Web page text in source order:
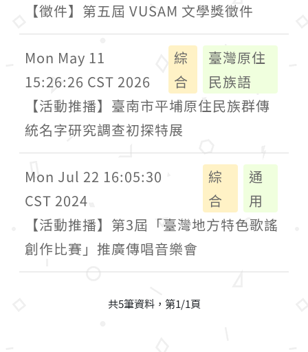
【徵件】第五屆 VUSAM 文學獎徵件
Mon May 11
15:26:26 CST 2026
綜
合
臺灣原住
民族語
【活動推播】臺南市平埔原住民族群傳
統名字研究調查初探特展
Mon Jul 22 16:05:30
CST 2024
綜
合
通
用
【活動推播】第3屆「臺灣地方特色歌謠
創作比賽」推廣傳唱音樂會
共5筆資料，第1/1頁